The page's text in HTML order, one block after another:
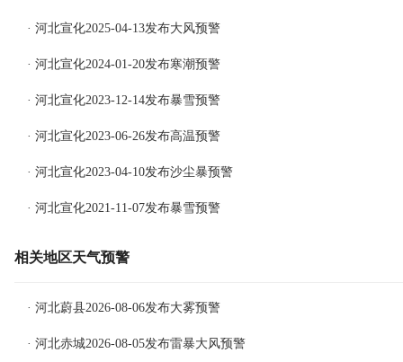
· 河北宣化2025-04-13发布大风预警
· 河北宣化2024-01-20发布寒潮预警
· 河北宣化2023-12-14发布暴雪预警
· 河北宣化2023-06-26发布高温预警
· 河北宣化2023-04-10发布沙尘暴预警
· 河北宣化2021-11-07发布暴雪预警
相关地区天气预警
· 河北蔚县2026-08-06发布大雾预警
· 河北赤城2026-08-05发布雷暴大风预警